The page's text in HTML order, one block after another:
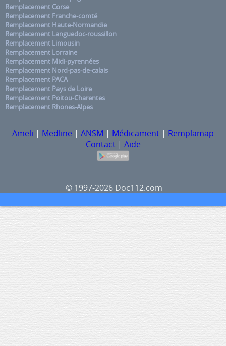
Remplacement Corse
Remplacement Franche-comté
Remplacement Haute-Normandie
Remplacement Languedoc-roussillon
Remplacement Limousin
Remplacement Lorraine
Remplacement Midi-pyrennées
Remplacement Nord-pas-de-calais
Remplacement PACA
Remplacement Pays de Loire
Remplacement Poitou-Charentes
Remplacement Rhones-Alpes
Ameli | Medline | ANSM | Médicament | Remplamap
Contact| Aide
© 1997-2026 Doc112.com